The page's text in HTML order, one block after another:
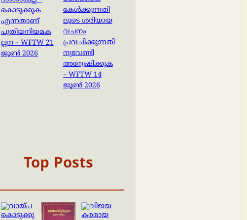
കൊടുക്കുക
എന്നതാണ്
പുതിയനിയമക
ല്പന – WFTW 21
ജൂൺ 2026
കേൾക്കുന്നതി
ലൂടെ ശരിയായ
വചനം
പ്രവചിക്കുന്നതി
നുവേണ്ടി
അന്വേഷിക്കുക
– WFTW 14
ജൂൺ 2026
Top Posts